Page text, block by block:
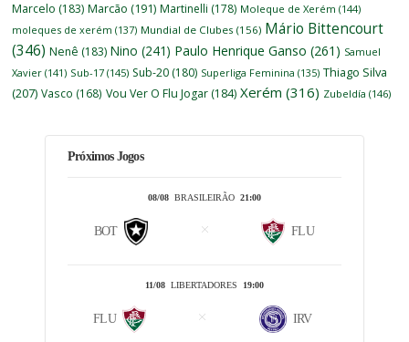
Marcelo (183) Marcão (191) Martinelli (178) Moleque de Xerém (144)
moleques de xerém (137) Mundial de Clubes (156) Mário Bittencourt
(346) Nenê (183) Nino (241) Paulo Henrique Ganso (261) Samuel
Xavier (141) Sub-17 (145) Sub-20 (180) Superliga Feminina (135) Thiago Silva
(207) Vasco (168) Vou Ver O Flu Jogar (184) Xerém (316) Zubeldía (146)
Próximos Jogos
08/08BRASILEIRÃO 21:00
BOT FLU
11/08LIBERTADORES 19:00
FLU IRV